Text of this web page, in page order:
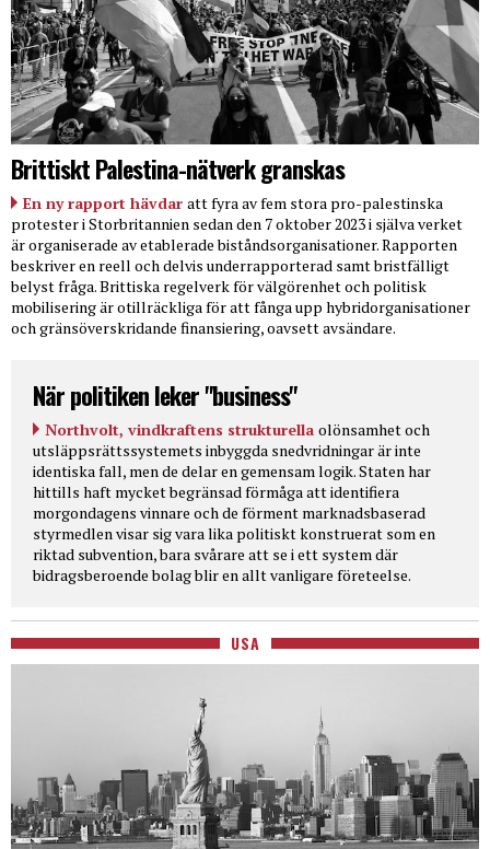
Brittiskt Palestina-nätverk granskas
En ny rapport hävdar att fyra av fem stora pro-palestinska
protester i Storbritannien sedan den 7 oktober 2023 i själva verket
är organiserade av etablerade biståndsorganisationer. Rapporten
beskriver en reell och delvis underrapporterad samt bristfälligt
belyst fråga. Brittiska regelverk för välgörenhet och politisk
mobilisering är otillräckliga för att fånga upp hybridorganisationer
och gränsöverskridande finansiering, oavsett avsändare.
När politiken leker "business"
Northvolt, vindkraftens strukturella olönsamhet och
utsläppsrättssystemets inbyggda snedvridningar är inte
identiska fall, men de delar en gemensam logik. Staten har
hittills haft mycket begränsad förmåga att identifiera
morgondagens vinnare och de förment marknadsbaserad
styrmedlen visar sig vara lika politiskt konstruerat som en
riktad subvention, bara svårare att se i ett system där
bidragsberoende bolag blir en allt vanligare företeelse.
USA